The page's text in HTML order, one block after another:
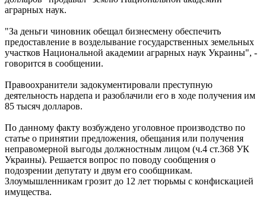
аграрных наук.
"За деньги чиновник обещал бизнесмену обеспечить
предоставление в возделывание государственных земельных
участков Национальной академии аграрных наук Украины", -
говорится в сообщении.
Правоохранители задокументировали преступную
деятельность нардепа и разоблачили его в ходе получения им
85 тысяч долларов.
По данному факту возбуждено уголовное производство по
статье о принятии предложения, обещания или получения
неправомерной выгоды должностным лицом (ч.4 ст.368 УК
Украины). Решается вопрос по поводу сообщения о
подозрении депутату и двум его сообщникам.
Злоумышленникам грозит до 12 лет тюрьмы с конфискацией
имущества.